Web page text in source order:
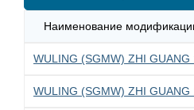
Наименование
WULING (SGMW) ZHI GUANG
WULING (SGMW) ZHI GUANG